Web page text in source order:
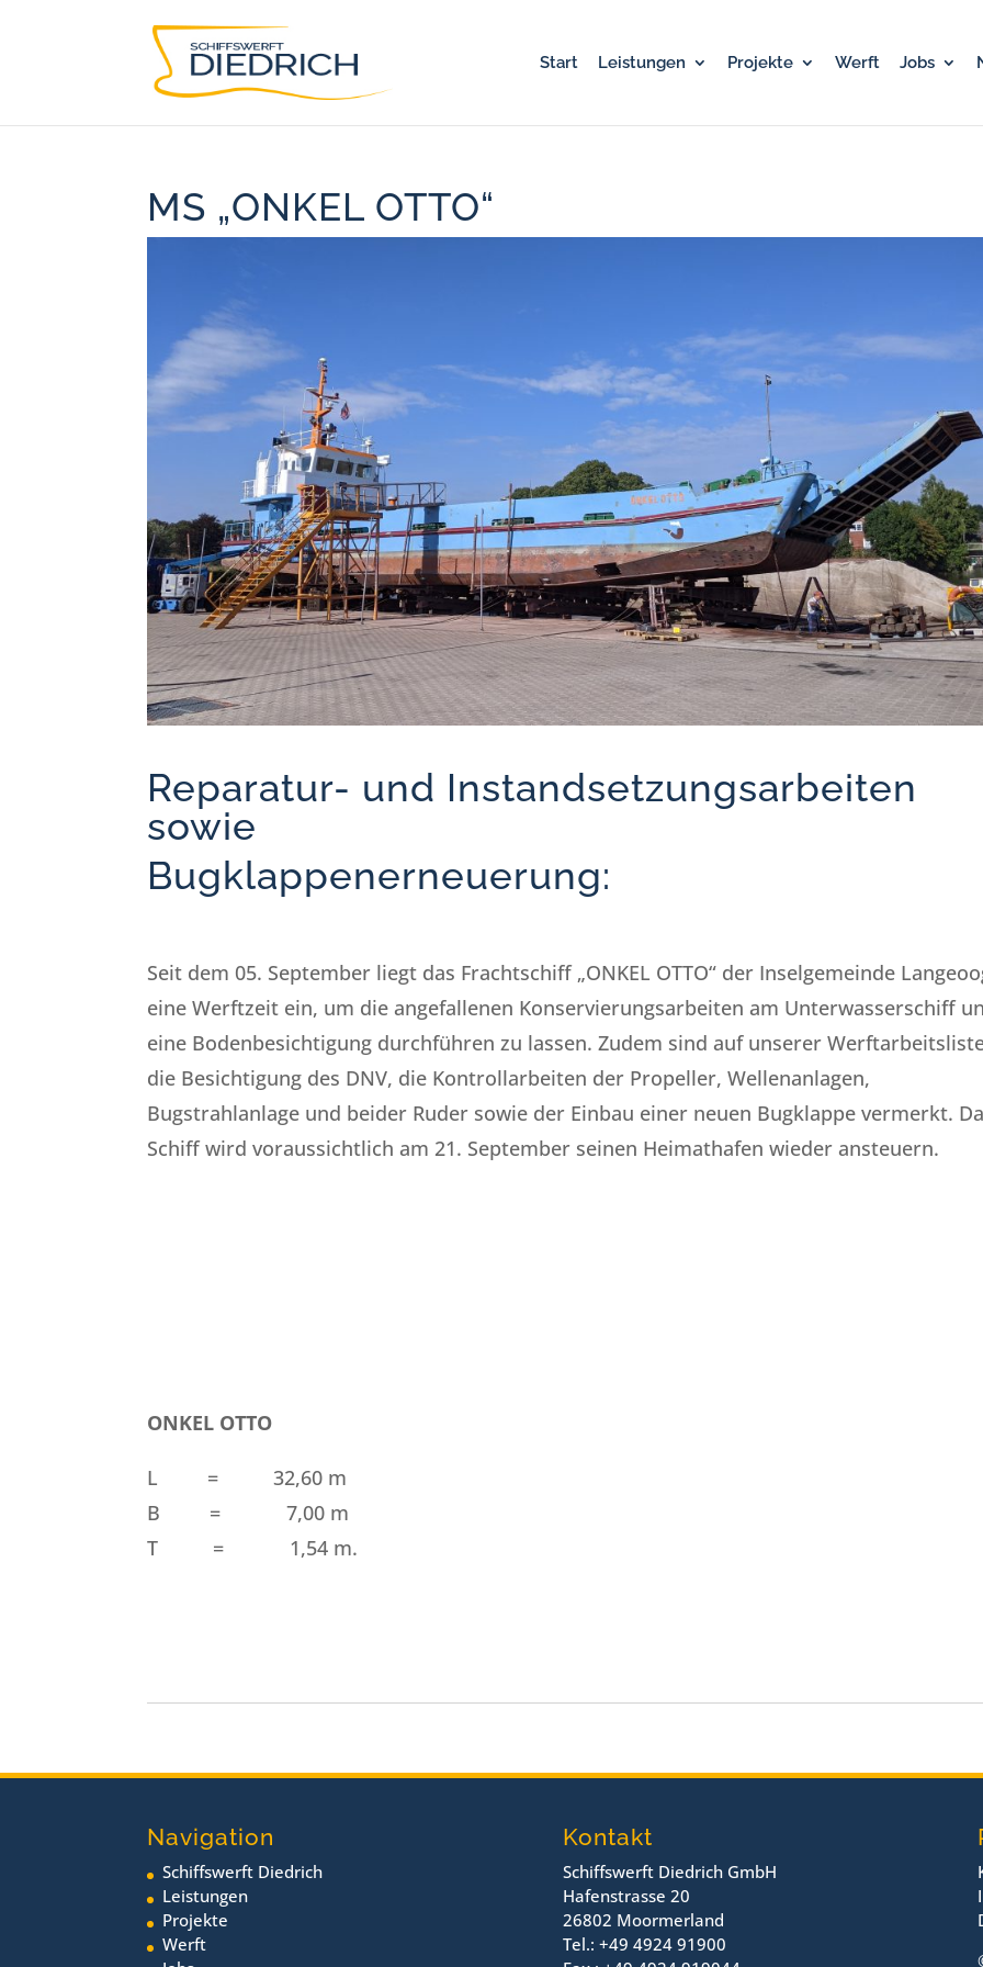
Start Leistungen Projekte Werft Jobs
MS „ONKEL OTTO“
Reparatur- und Instandsetzungsarbeiten
sowie
Bugklappenerneuerung:
Seit dem 05. September liegt das Frachtschiff „ONKEL OTTO“ der Inselgemeinde
eine Werftzeit ein, um die angefallenen Konservierungsarbeiten am Unterwasserschiff
eine Bodenbesichtigung durchführen zu lassen. Zudem sind auf unserer
die Besichtigung des DNV, die Kontrollarbeiten der Propeller, Wellenanlagen,
Bugstrahlanlage und beider Ruder sowie der Einbau einer neuen Bugklappe vermerkt.
Schiff wird voraussichtlich am 21. September seinen Heimathafen wieder ansteuern.
ONKEL OTTO
L = 32,60 m
B = 7,00 m
T = 1,54 m.
Navigation
Schiffswerft Diedrich
Leistungen
Projekte
Werft
Kontakt
Schiffswerft Diedrich GmbH
Hafenstrasse 20
26802 Moormerland
Tel.: +49 4924 91900